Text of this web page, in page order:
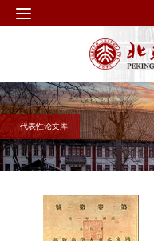
代表性论文库